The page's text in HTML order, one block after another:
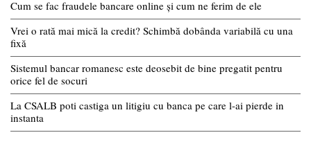
Cum se fac fraudele bancare online și cum ne ferim de ele
Vrei o rată mai mică la credit? Schimbă dobânda variabilă cu una
fixă
Sistemul bancar romanesc este deosebit de bine pregatit pentru
orice fel de socuri
La CSALB poti castiga un litigiu cu banca pe care l-ai pierde in
instanta